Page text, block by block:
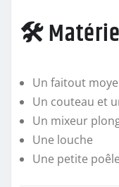
🛠️
Un faitout
Un couteau et
Un mixeur
Une louche
Une petite